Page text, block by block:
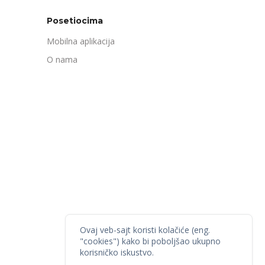
Posetiocima
Mobilna aplikacija
O nama
Ovaj veb-sajt koristi kolačiće (eng.
"cookies") kako bi poboljšao ukupno
korisničko iskustvo.